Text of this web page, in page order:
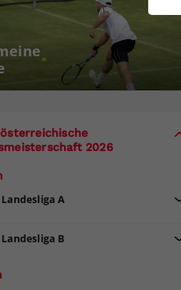
2026
A
B